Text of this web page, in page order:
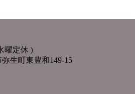
曜定休 )
生町東豊和149-15